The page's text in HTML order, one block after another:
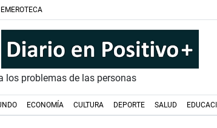
los problemas de las personas
ECONOMÍA CULTURA DEPORTE SALUD